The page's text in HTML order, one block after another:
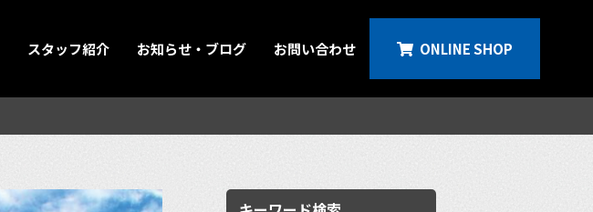
スタッフ紹介 お知らせ・ブログ お問い合わせ ONLINE SHOP